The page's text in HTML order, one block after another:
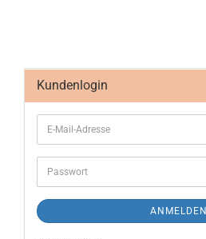
Kundenlogin
ANMELDEN